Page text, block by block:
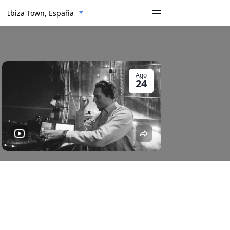
Ibiza Town, España
Ago
24